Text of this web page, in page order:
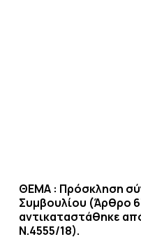
ΘΕΜΑ : Πρόσκληση
Συμβουλίου (Άρθρο
αντικαταστάθηκε
Ν.4555/18).